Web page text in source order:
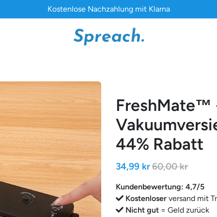
Kostenlose Nachzahlung mit Klarna
FreshMate™
44% Rabatt
34,99 kr60,00 kr
Kundenbewertung: 4,7/5
Kostenloser versand mit
Nicht gut = Geld zurück